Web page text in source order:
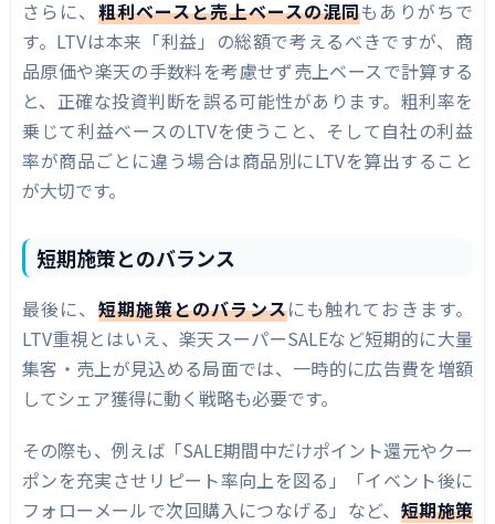
さらに、 粗利ベースと売上ベースの混同もありがちで
す。LTVは本来「利益」の総額で考えるべきですが、商
品原価や楽天の手数料を考慮せず売上ベースで計算する
と、正確な投資判断を誤る可能性があります。粗利率を
乗じて利益ベースのLTVを使うこと、そして自社の利益
率が商品ごとに違う場合は商品別にLTVを算出すること
が大切です。
短期施策とのバランス
最後に、 短期施策とのバランスにも触れておきます。
LTV重視とはいえ、楽天スーパーSALEなど短期的に大量
集客・売上が見込める局面では、一時的に広告費を増額
してシェア獲得に動く戦略も必要です。
その際も、例えば「SALE期間中だけポイント還元やクー
ポンを充実させリピート率向上を図る」「イベント後に
フォローメールで次回購入につなげる」など、 短期施策